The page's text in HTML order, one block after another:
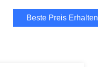
Beste Preis Erhalten